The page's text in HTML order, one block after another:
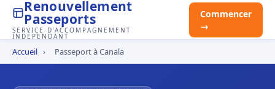
Renouvellement
Passeports
SERVICE D'ACCOMPAGNEMENT
INDÉPENDANT
Commencer
→
Accueil › Passeport à Canala